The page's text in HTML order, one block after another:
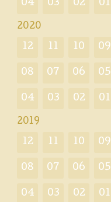
04 03 02 01
2020
12 11 10 09
08 07 06 05
04 03 02 01
2019
12 11 10 09
08 07 06 05
04 03 02 01